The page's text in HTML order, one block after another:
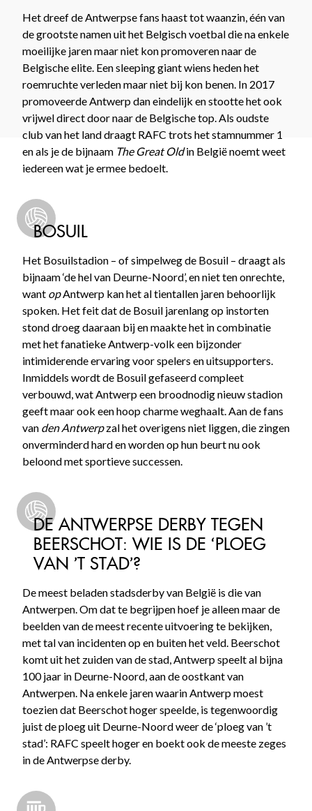
Het dreef de Antwerpse fans haast tot waanzin, één van
de grootste namen uit het Belgisch voetbal die na enkele
moeilijke jaren maar niet kon promoveren naar de
Belgische elite. Een sleeping giant wiens heden het
roemruchte verleden maar niet bij kon benen. In 2017
promoveerde Antwerp dan eindelijk en stootte het ook
vrijwel direct door naar de Belgische top. Als oudste
club van het land draagt RAFC trots het stamnummer 1
en als je de bijnaam The Great Oldin België noemt weet
iedereen wat je ermee bedoelt.
BOSUIL
Het Bosuilstadion – of simpelweg de Bosuil – draagt als
bijnaam ‘de hel van Deurne-Noord’, en niet ten onrechte,
want opAntwerp kan het al tientallen jaren behoorlijk
spoken. Het feit dat de Bosuil jarenlang op instorten
stond droeg daaraan bij en maakte het in combinatie
met het fanatieke Antwerp-volk een bijzonder
intimiderende ervaring voor spelers en uitsupporters.
Inmiddels wordt de Bosuil gefaseerd compleet
verbouwd, wat Antwerp een broodnodig nieuw stadion
geeft maar ook een hoop charme weghaalt. Aan de fans
van den Antwerpzal het overigens niet liggen, die zingen
onverminderd hard en worden op hun beurt nu ook
beloond met sportieve successen.
DE ANTWERPSE DERBY TEGEN
BEERSCHOT: WIE IS DE ‘PLOEG
VAN ’T STAD’?
De meest beladen stadsderby van België is die van
Antwerpen. Om dat te begrijpen hoef je alleen maar de
beelden van de meest recente uitvoering te bekijken,
met tal van incidenten op en buiten het veld. Beerschot
komt uit het zuiden van de stad, Antwerp speelt al bijna
100 jaar in Deurne-Noord, aan de oostkant van
Antwerpen. Na enkele jaren waarin Antwerp moest
toezien dat Beerschot hoger speelde, is tegenwoordig
juist de ploeg uit Deurne-Noord weer de ‘ploeg van ’t
stad’: RAFC speelt hoger en boekt ook de meeste zeges
in de Antwerpse derby.